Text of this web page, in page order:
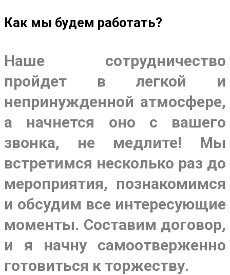
Как мы будем работать?
Наше сотрудничество
пройдет в легкой и
непринужденной атмосфере,
а начнется оно с вашего
звонка, не медлите! Мы
встретимся несколько раз до
мероприятия, познакомимся
и обсудим все интересующие
моменты. Составим договор,
и я начну самоотверженно
готовиться к торжеству.